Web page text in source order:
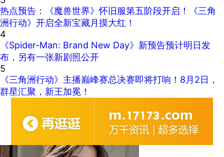
热点预告：《魔兽世界》怀旧服第五阶段开启！《三角
洲行动》开启全新宝藏月摸大红！
4
《Spider-Man: Brand New Day》新预告预计明日发
布，另有一张新剧照公开
5
《三角洲行动》主播巅峰赛总决赛即将打响！8月2日，
群星汇聚，新王加冕！